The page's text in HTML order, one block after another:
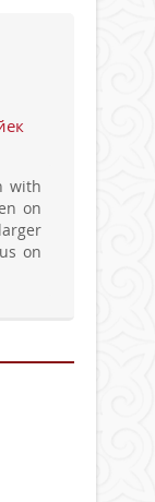
with
on
on